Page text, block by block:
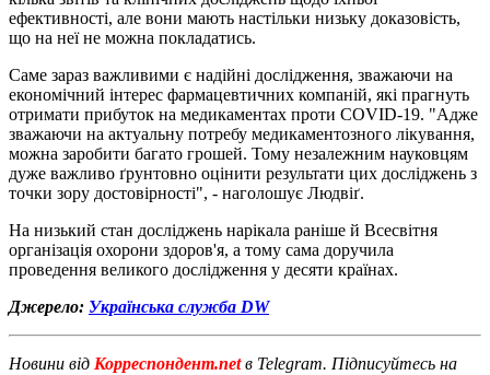
ефективності, але вони мають настільки низьку доказовість,
що на неї не можна покладатись.
Саме зараз важливими є надійні дослідження, зважаючи на
економічний інтерес фармацевтичних компаній, які прагнуть
отримати прибуток на медикаментах проти COVID-19. "Адже
зважаючи на актуальну потребу медикаментозного лікування,
можна заробити багато грошей. Тому незалежним науковцям
дуже важливо ґрунтовно оцінити результати цих досліджень з
точки зору достовірності", - наголошує Людвіґ.
На низький стан досліджень нарікала раніше й Всесвітня
організація охорони здоров'я, а тому сама доручила
проведення великого дослідження у десяти країнах.
Джерело: Українська служба DW
Новини від Корреспондент.netв Telegram. Підписуйтесь на